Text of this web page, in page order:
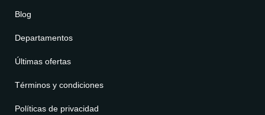
Blog
Departamentos
Últimas ofertas
Términos y condiciones
Políticas de privacidad